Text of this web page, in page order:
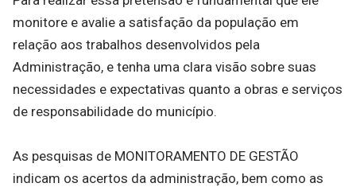
monitore e avalie a satisfação da população em
relação aos trabalhos desenvolvidos pela
Administração, e tenha uma clara visão sobre suas
necessidades e expectativas quanto a obras e serviços
de responsabilidade do município.
As pesquisas de MONITORAMENTO DE GESTÃO
indicam os acertos da administração, bem como as